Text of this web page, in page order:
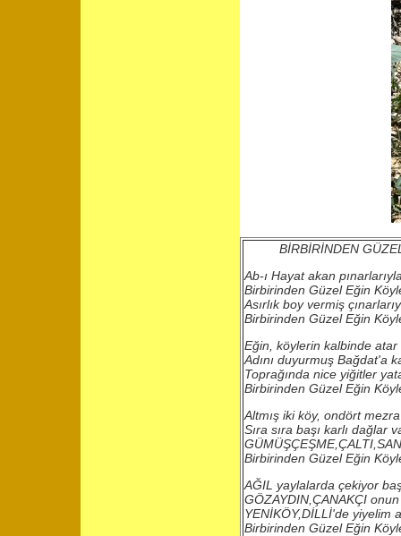
BİRBİRİNDEN
Ab-ı Hayat akan
Birbirinden Güzel Eğin
Asırlık boy vermiş
Birbirinden Güzel Eğin
Eğin, köylerin kalbinde atar
Adını duyurmuş Bağdat'a
Toprağında nice yiğitler
Birbirinden Güzel Eğin
Altmış iki köy, ondört
Sıra sıra başı karlı dağlar
Birbirinden Güzel Eğin
AĞIL yaylalarda çekiyor
GÖZAYDIN,ÇANAKÇI onun
YENİKÖY,DİLLİ'de yiyelim
Birbirinden Güzel Eğin